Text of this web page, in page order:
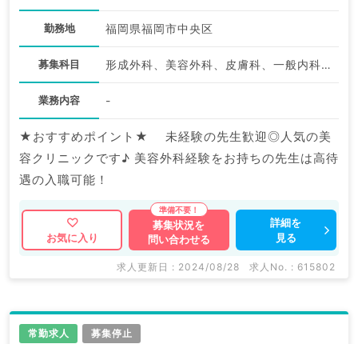
勤務地 福岡県福岡市中央区
募集科目 形成外科、美容外科、皮膚科、一般内科、外科系全般、一般外科、美容皮膚科
業務内容 -
★おすすめポイント★ 未経験の先生歓迎◎人気の美
容クリニックです♪ 美容外科経験をお持ちの先生は高待
遇の入職可能！
お気に入り
募集状況を
問い合わせる
詳細を
見る
求人更新日 : 2024/08/28 求人No. : 615802
常勤求人 募集停止